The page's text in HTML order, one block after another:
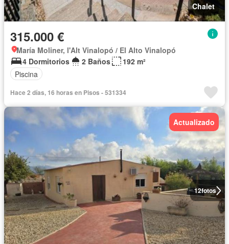
Chalet
315.000 €
María Moliner, l'Alt Vinalopó / El Alto Vinalopó
4 Dormitorios
2 Baños
192 m²
Piscina
Hace 2 días, 16 horas en Pisos - 531334
12fotos
Actualizado